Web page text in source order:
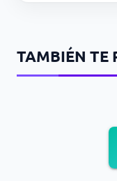
TAMBIÉN TE